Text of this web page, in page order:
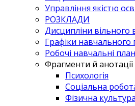
Управління якістю
РОЗКЛАДИ
Дисципліни вільного
Графіки навчального
Робочі навчальні
Фрагменти й
Психологія
Соціальна
Фізична